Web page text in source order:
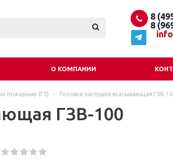
8
8
О КОМПАНИИ
пожарные (ГЗ) - Головка-заглушка всасывающая ГЗВ-
ГЗВ-100